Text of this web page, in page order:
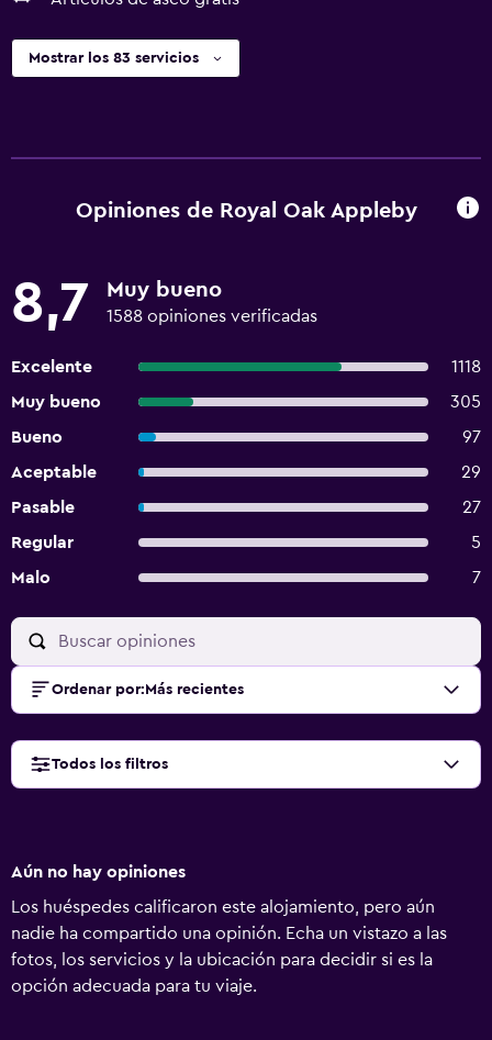
Mostrar los 83 servicios
Opiniones de Royal Oak Appleby
8,7 Muy bueno
1588 opiniones verificadas
Excelente
1118
Muy bueno
305
Bueno
97
Aceptable
29
Pasable
27
Regular
5
Malo
7
Ordenar por: Más recientes
Todos los filtros
Aún no hay opiniones
Los huéspedes calificaron este alojamiento, pero aún
nadie ha compartido una opinión. Echa un vistazo a las
fotos, los servicios y la ubicación para decidir si es la
opción adecuada para tu viaje.